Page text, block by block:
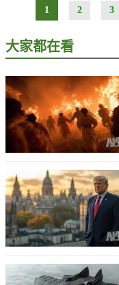
1 2 3
大家都在看